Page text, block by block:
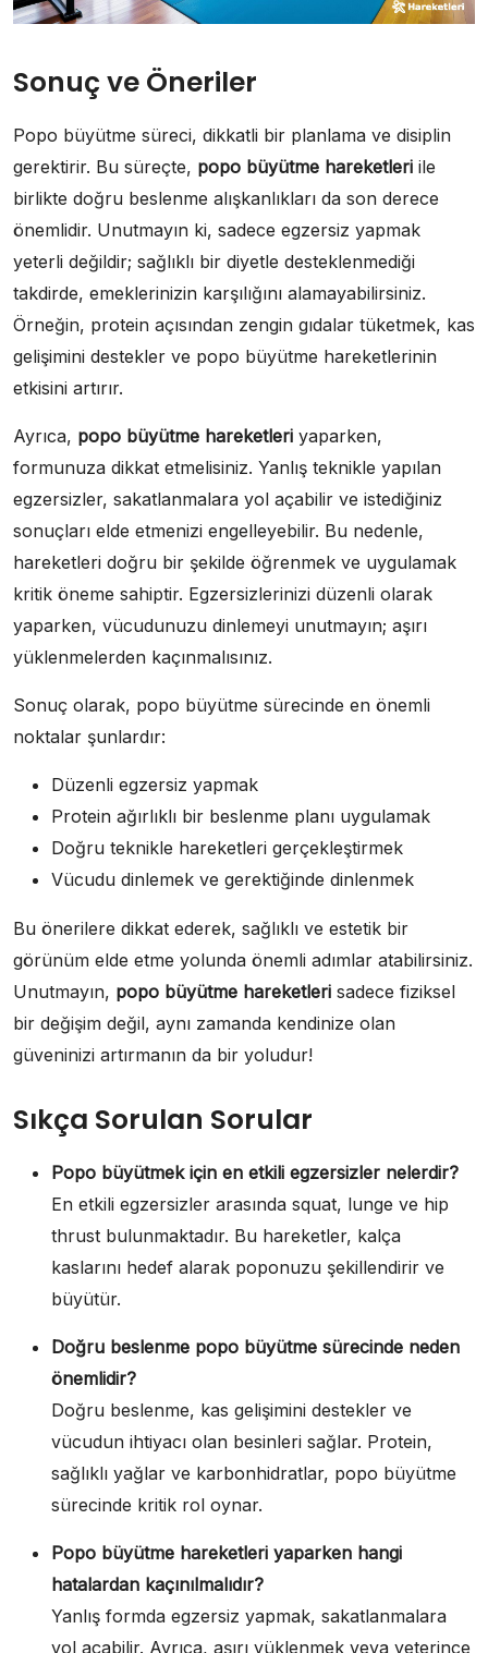
Sonuç ve Öneriler
Popo büyütme süreci, dikkatli bir planlama ve disiplin
gerektirir. Bu süreçte, popo büyütme hareketleri ile
birlikte doğru beslenme alışkanlıkları da son derece
önemlidir. Unutmayın ki, sadece egzersiz yapmak
yeterli değildir; sağlıklı bir diyetle desteklenmediği
takdirde, emeklerinizin karşılığını alamayabilirsiniz.
Örneğin, protein açısından zengin gıdalar tüketmek, kas
gelişimini destekler ve popo büyütme hareketlerinin
etkisini artırır.
Ayrıca, popo büyütme hareketleri yaparken,
formunuza dikkat etmelisiniz. Yanlış teknikle yapılan
egzersizler, sakatlanmalara yol açabilir ve istediğiniz
sonuçları elde etmenizi engelleyebilir. Bu nedenle,
hareketleri doğru bir şekilde öğrenmek ve uygulamak
kritik öneme sahiptir. Egzersizlerinizi düzenli olarak
yaparken, vücudunuzu dinlemeyi unutmayın; aşırı
yüklenmelerden kaçınmalısınız.
Sonuç olarak, popo büyütme sürecinde en önemli
noktalar şunlardır:
Düzenli egzersiz yapmak
Protein ağırlıklı bir beslenme planı uygulamak
Doğru teknikle hareketleri gerçekleştirmek
Vücudu dinlemek ve gerektiğinde dinlenmek
Bu önerilere dikkat ederek, sağlıklı ve estetik bir
görünüm elde etme yolunda önemli adımlar atabilirsiniz.
Unutmayın, popo büyütme hareketleri sadece fiziksel
bir değişim değil, aynı zamanda kendinize olan
güveninizi artırmanın da bir yoludur!
Sıkça Sorulan Sorular
Popo büyütmek için en etkili egzersizler nelerdir?
En etkili egzersizler arasında squat, lunge ve hip
thrust bulunmaktadır. Bu hareketler, kalça
kaslarını hedef alarak poponuzu şekillendirir ve
büyütür.
Doğru beslenme popo büyütme sürecinde neden
önemlidir?
Doğru beslenme, kas gelişimini destekler ve
vücudun ihtiyacı olan besinleri sağlar. Protein,
sağlıklı yağlar ve karbonhidratlar, popo büyütme
sürecinde kritik rol oynar.
Popo büyütme hareketleri yaparken hangi
hatalardan kaçınılmalıdır?
Yanlış formda egzersiz yapmak, sakatlanmalara
yol açabilir. Ayrıca, aşırı yüklenmek veya yeterince